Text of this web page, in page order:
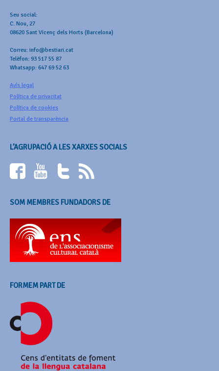
Seu social:
C. Nou, 27
08620 Sant Vicenç dels Horts (Barcelona)
Correu: info@bestiari.cat
Telèfon: 93 517 55 87
Whatsapp: 647 69 52 63
Avís legal
Política de privacitat
Política de cookies
Portal de transparència
L’AGRUPACIÓ A LES XARXES SOCIALS
SOM MEMBRES FUNDADORS DE
FORMEM PART DE